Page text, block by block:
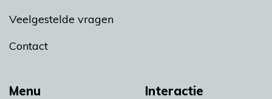
Menu Interactie
Veelgestelde vragen
Contact